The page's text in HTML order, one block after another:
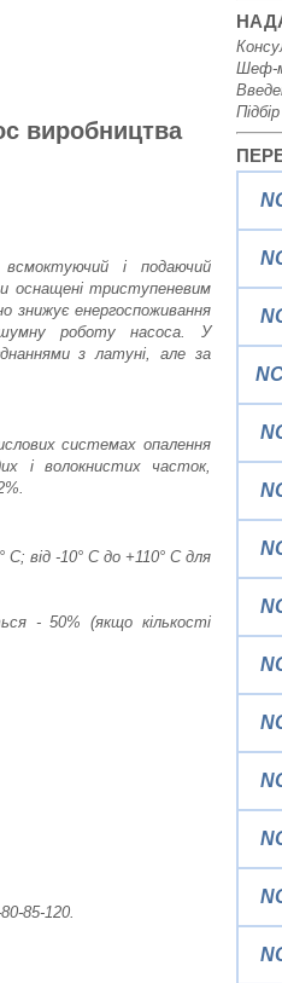
виробництва
і подаючий
оснащені триступеневим
знижує енергоспоживання
роботу насоса. У
з латуні, але за
системах опалення
і волокнистих часток,
С; від -10° С до +110° С для
- 50% (якщо кількості
85-120.
Шеф-